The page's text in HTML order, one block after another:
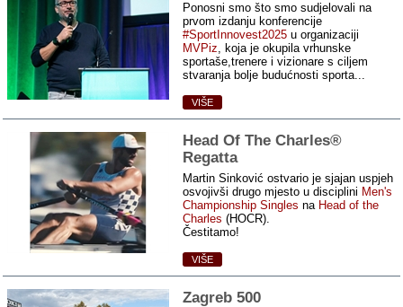
Ponosni smo što smo sudjelovali na
prvom izdanju konferencije
#SportInnovest2025 u organizaciji
MVPiz, koja je okupila vrhunske
sportaše,trenere i vizionare s ciljem
stvaranja bolje budućnosti sporta...
VIŠE
Head Of The Charles®
Regatta
Martin Sinković ostvario je sjajan uspjeh
osvojivši drugo mjesto u disciplini Men's
Championship Singles na Head of the
Charles (HOCR).
Čestitamo!
VIŠE
Zagreb 500